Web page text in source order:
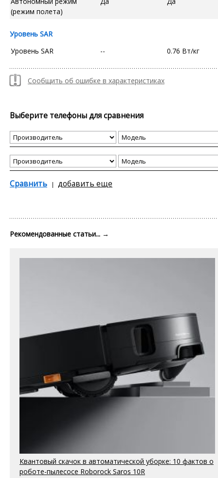
(режим полета)
Уровень SAR
Уровень SAR
-- 0.76 Вт/кг
Сообщить об ошибке в характеристиках
Выберите телефоны для сравнения
Сравнить добавить еще
Рекомендованные статьи... →
Квантовый скачок в автоматической уборке: 10 фактов о
роботе-пылесосе Roborock Saros 10R